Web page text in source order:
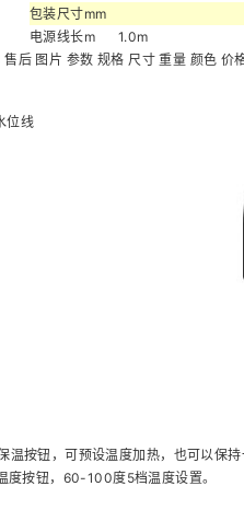
包装尺寸mm
电源线长m
1.0m
位线
温按钮，可预设温度加热，也可以保
度按钮，60-100度5档温度设置。